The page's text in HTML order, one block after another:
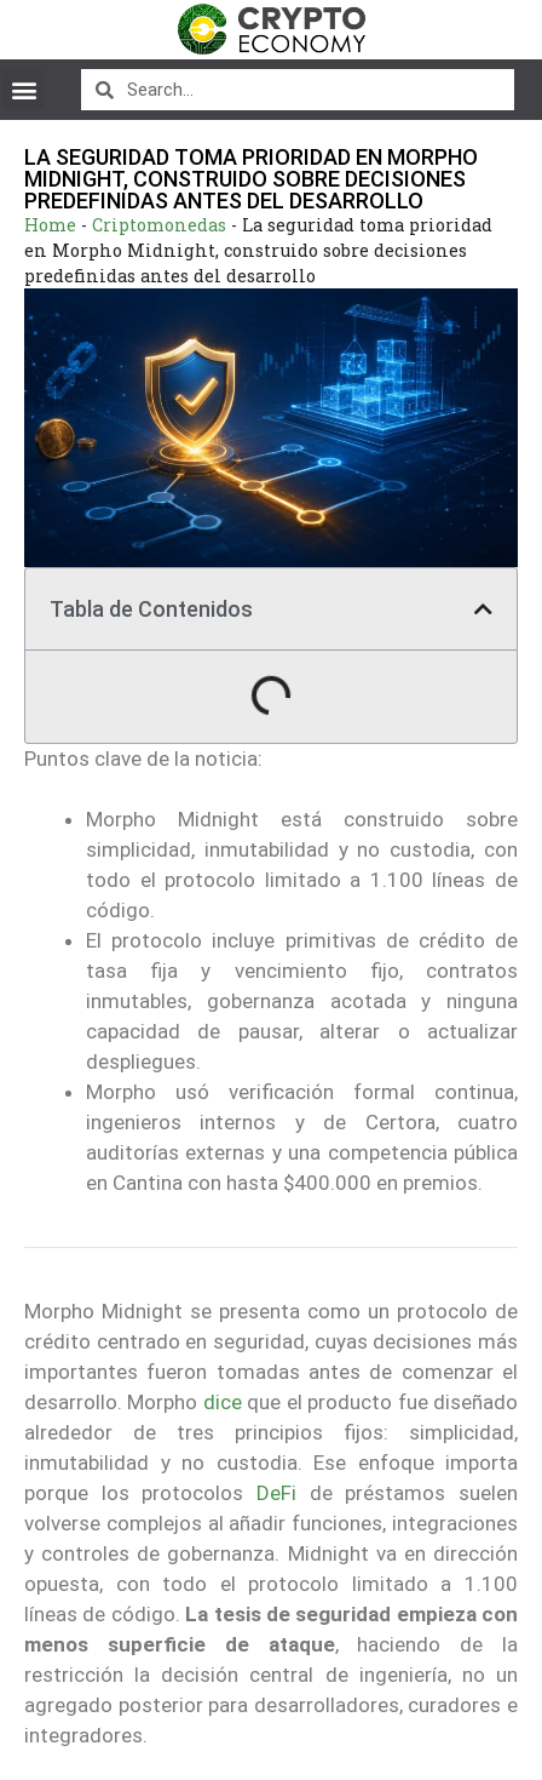
LA SEGURIDAD TOMA PRIORIDAD EN MORPHO
MIDNIGHT, CONSTRUIDO SOBRE DECISIONES
PREDEFINIDAS ANTES DEL DESARROLLO
Home - Criptomonedas - La seguridad toma prioridad
en Morpho Midnight, construido sobre decisiones
predefinidas antes del desarrollo
Tabla de Contenidos
Puntos clave de la noticia:
Morpho Midnight está construido sobre
simplicidad, inmutabilidad y no custodia, con
todo el protocolo limitado a 1.100 líneas de
código.
El protocolo incluye primitivas de crédito de
tasa fija y vencimiento fijo, contratos
inmutables, gobernanza acotada y ninguna
capacidad de pausar, alterar o actualizar
despliegues.
Morpho usó verificación formal continua,
ingenieros internos y de Certora, cuatro
auditorías externas y una competencia pública
en Cantina con hasta $400.000 en premios.
Morpho Midnight se presenta como un protocolo de
crédito centrado en seguridad, cuyas decisiones más
importantes fueron tomadas antes de comenzar el
desarrollo. Morpho diceque el producto fue diseñado
alrededor de tres principios fijos: simplicidad,
inmutabilidad y no custodia. Ese enfoque importa
porque los protocolos DeFi de préstamos suelen
volverse complejos al añadir funciones, integraciones
y controles de gobernanza. Midnight va en dirección
opuesta, con todo el protocolo limitado a 1.100
líneas de código. La tesis de seguridad empieza con
menos superficie de ataque, haciendo de la
restricción la decisión central de ingeniería, no un
agregado posterior para desarrolladores, curadores e
integradores.